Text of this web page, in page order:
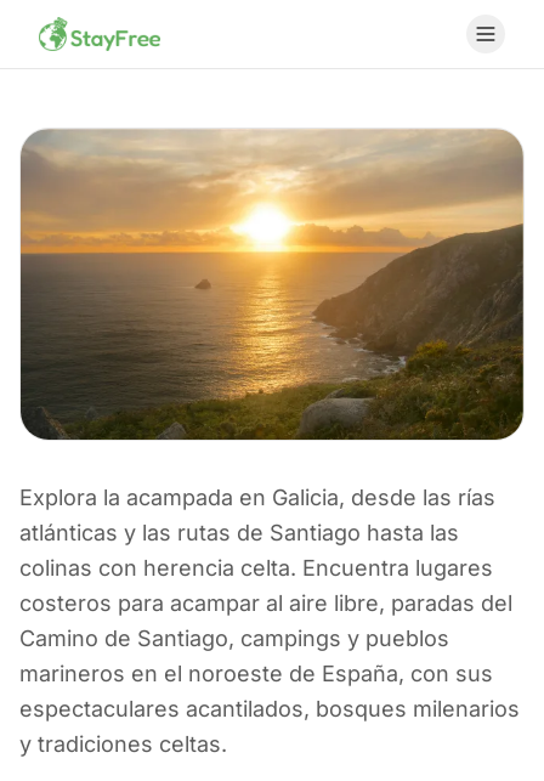
CAMPING EN ESPAÑA
Camping en Galicia
España
Explora la acampada en Galicia, desde las rías
atlánticas y las rutas de Santiago hasta las
colinas con herencia celta. Encuentra lugares
costeros para acampar al aire libre, paradas del
Camino de Santiago, campings y pueblos
marineros en el noroeste de España, con sus
espectaculares acantilados, bosques milenarios
y tradiciones celtas.